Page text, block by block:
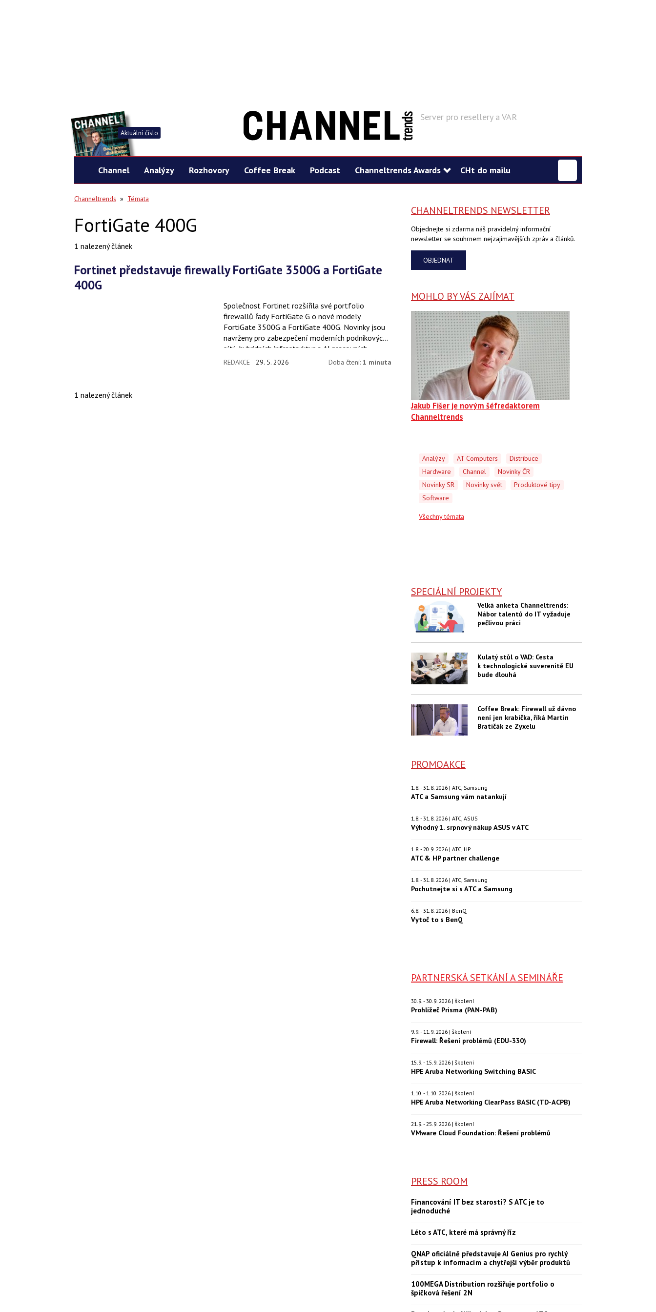
Aktuální číslo
Server pro resellery a VAR
Channel Analýzy Rozhovory Coffee Break Podcast Channeltrends Awards CHt do mailu
Channeltrends » Témata
FortiGate 400G
1 nalezený článek
Fortinet představuje firewally FortiGate 3500G a FortiGate
400G
Společnost Fortinet rozšířila své portfolio
firewallů řady FortiGate G o nové modely
FortiGate 3500G a FortiGate 400G. Novinky jsou
navrženy pro zabezpečení moderních podnikových
sítí, hybridních infrastruktur a AI pracovních
zátěží.
REDAKCE 29. 5. 2026 Doba čtení: 1 minuta
1 nalezený článek
CHANNELTRENDS NEWSLETTER
Objednejte si zdarma náš pravidelný informační
newsletter se souhrnem nejzajímavějších zpráv a článků.
OBJEDNAT
MOHLO BY VÁS ZAJÍMAT
Jakub Fišer je novým šéfredaktorem
Channeltrends
Analýzy AT Computers
Distribuce
Hardware
Channel
Novinky ČR
Novinky SR
Novinky svět
Produktové tipy
Software
Všechny témata
SPECIÁLNÍ PROJEKTY
Velká anketa Channeltrends:
Nábor talentů do IT vyžaduje
pečlivou práci
Kulatý stůl o VAD: Cesta
k technologické suverenitě EU
bude dlouhá
Coffee Break: Firewall už dávno
není jen krabička, říká Martin
Bratičák ze Zyxelu
PROMOAKCE
1.8. - 31.8. 2026 | ATC, Samsung
ATC a Samsung vám natankují
1.8. - 31.8. 2026 | ATC, ASUS
Výhodný 1. srpnový nákup ASUS v ATC
1.8. - 20.9. 2026 | ATC, HP
ATC & HP partner challenge
1.8. - 31.8. 2026 | ATC, Samsung
Pochutnejte si s ATC a Samsung
6.8. - 31.8. 2026 | BenQ
Vytoč to s BenQ
PARTNERSKÁ SETKÁNÍ A SEMINÁŘE
30.9. - 30.9. 2026 | školení
Prohlížeč Prisma (PAN-PAB)
9.9. - 11.9. 2026 | školení
Firewall: Řešení problémů (EDU-330)
15.9. - 15.9. 2026 | školení
HPE Aruba Networking Switching BASIC
1.10. - 1.10. 2026 | školení
HPE Aruba Networking ClearPass BASIC (TD-ACPB)
21.9. - 25.9. 2026 | školení
VMware Cloud Foundation: Řešení problémů
PRESS ROOM
Financování IT bez starostí? S ATC je to
jednoduché
Léto s ATC, které má správný říz
QNAP oficiálně představuje AI Genius pro rychlý
přístup k informacím a chytřejší výběr produktů
100MEGA Distribution rozšiřuje portfolio o
špičková řešení 2N